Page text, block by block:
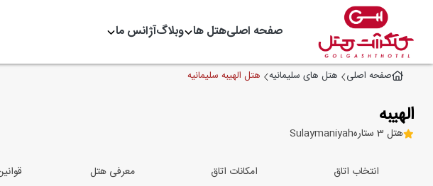
صفحه اصلیهتل ها وبلاگآژانس ما
صفحه اصلی هتل های سلیمانیه هتل الهیبه سلیمانیه
الهیبه
هتل 3 ستاره Sulaymaniyah
انتخاب اتاق امکانات اتاق معرفی هتل